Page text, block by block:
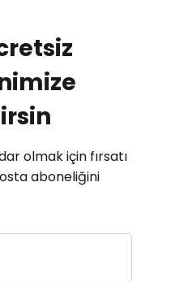
olmak için fırsatı
aboneliğini